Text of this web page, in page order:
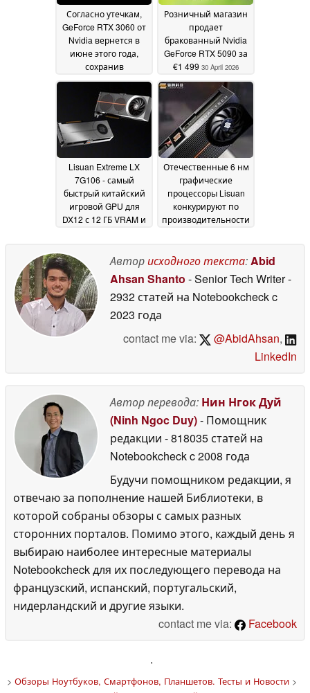
Согласно утечкам,
GeForce RTX 3060 от
Nvidia вернется в
июне этого года,
сохранив
предложение 12 ГБ
02 May 2026
Розничный магазин
продает
бракованный Nvidia
GeForce RTX 5090 за
€1 499 30 April 2026
Lisuan Extreme LX
7G106 - самый
быстрый китайский
игровой GPU для
DX12 с 12 ГБ VRAM и
March 2026
Отечественные 6 нм
графические
процессоры Lisuan
конкурируют по
производительности
самодостаточности
и ИИ27 July 2025
Авторисходного текста:Abid
Ahsan Shanto - Senior Tech Writer-
2932 статей на Notebookcheckc
2023 года
contact me via:
@AbidAhsan,
LinkedIn
Автор перевода: Нин Нгок Дуй
(Ninh Ngoc Duy)- Помощник
редакции - 818035 статей на
Notebookcheckc 2008 года
Будучи помощником редакции, я
отвечаю за пополнение нашей Библиотеки, в
которой собраны обзоры с самых разных
сторонних порталов. Помимо этого, каждый день я
выбираю наиболее интересные материалы
Notebookcheck для их последующего перевода на
французский, испанский, португальский,
нидерландский и другие языки.
contact me via:
Facebook
'
> Обзоры Ноутбуков, Смартфонов, Планшетов. Тесты и Новости>